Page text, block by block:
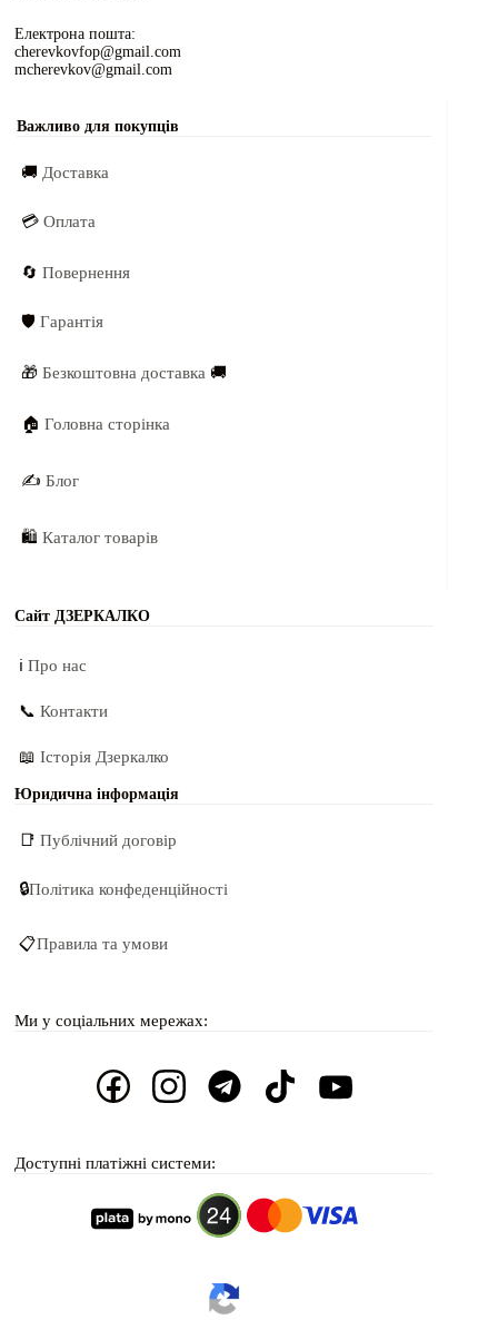
Електрона пошта:
cherevkovfop@gmail.com
mcherevkov@gmail.com
Важливо для покупців
🚚 Доставка
💳Оплата
🔄Повернення
🛡️Гарантія
🎁Безкоштовна доставка 🚚
🏠Головна сторінка
✍️Блог
🛍️Каталог товарів
Сайт ДЗЕРКАЛКО
ℹ️Про нас
📞Контакти
📖Історія Дзеркалко
Юридична інформація
📑Публічний договір
🔒Політика конфеденційності
📋Правила та умови
Ми у соціальних мережах:
Доступні платіжні системи: